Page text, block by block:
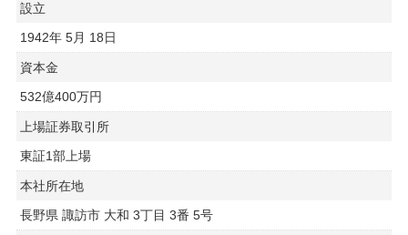
設立
1942年 5月 18日
資本金
532億400万円
上場証券取引所
東証1部上場
本社所在地
長野県 諏訪市 大和 3丁目 3番 5号